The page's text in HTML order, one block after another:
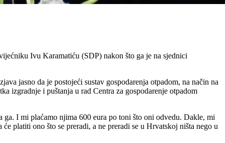
Ivu Karamatiću (SDP) nakon što ga je na sjednici
jasno da je postojeći sustav gospodarenja otpadom, na način na
izgradnje i puštanja u rad Centra za gospodarenje otpadom
I mi plaćamo njima 600 eura po toni što oni odvedu. Dakle, mi
platiti ono što se preradi, a ne preradi se u Hrvatskoj ništa nego u